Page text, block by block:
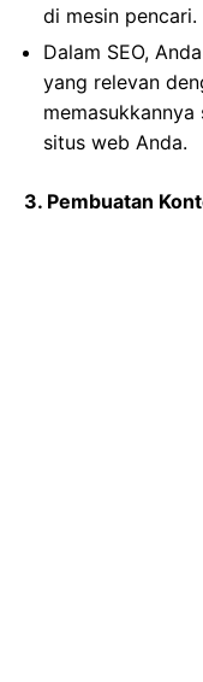
di mesin pencari.
Dalam SEO,
yang relevan
situs web Anda.
3. Pembuatan